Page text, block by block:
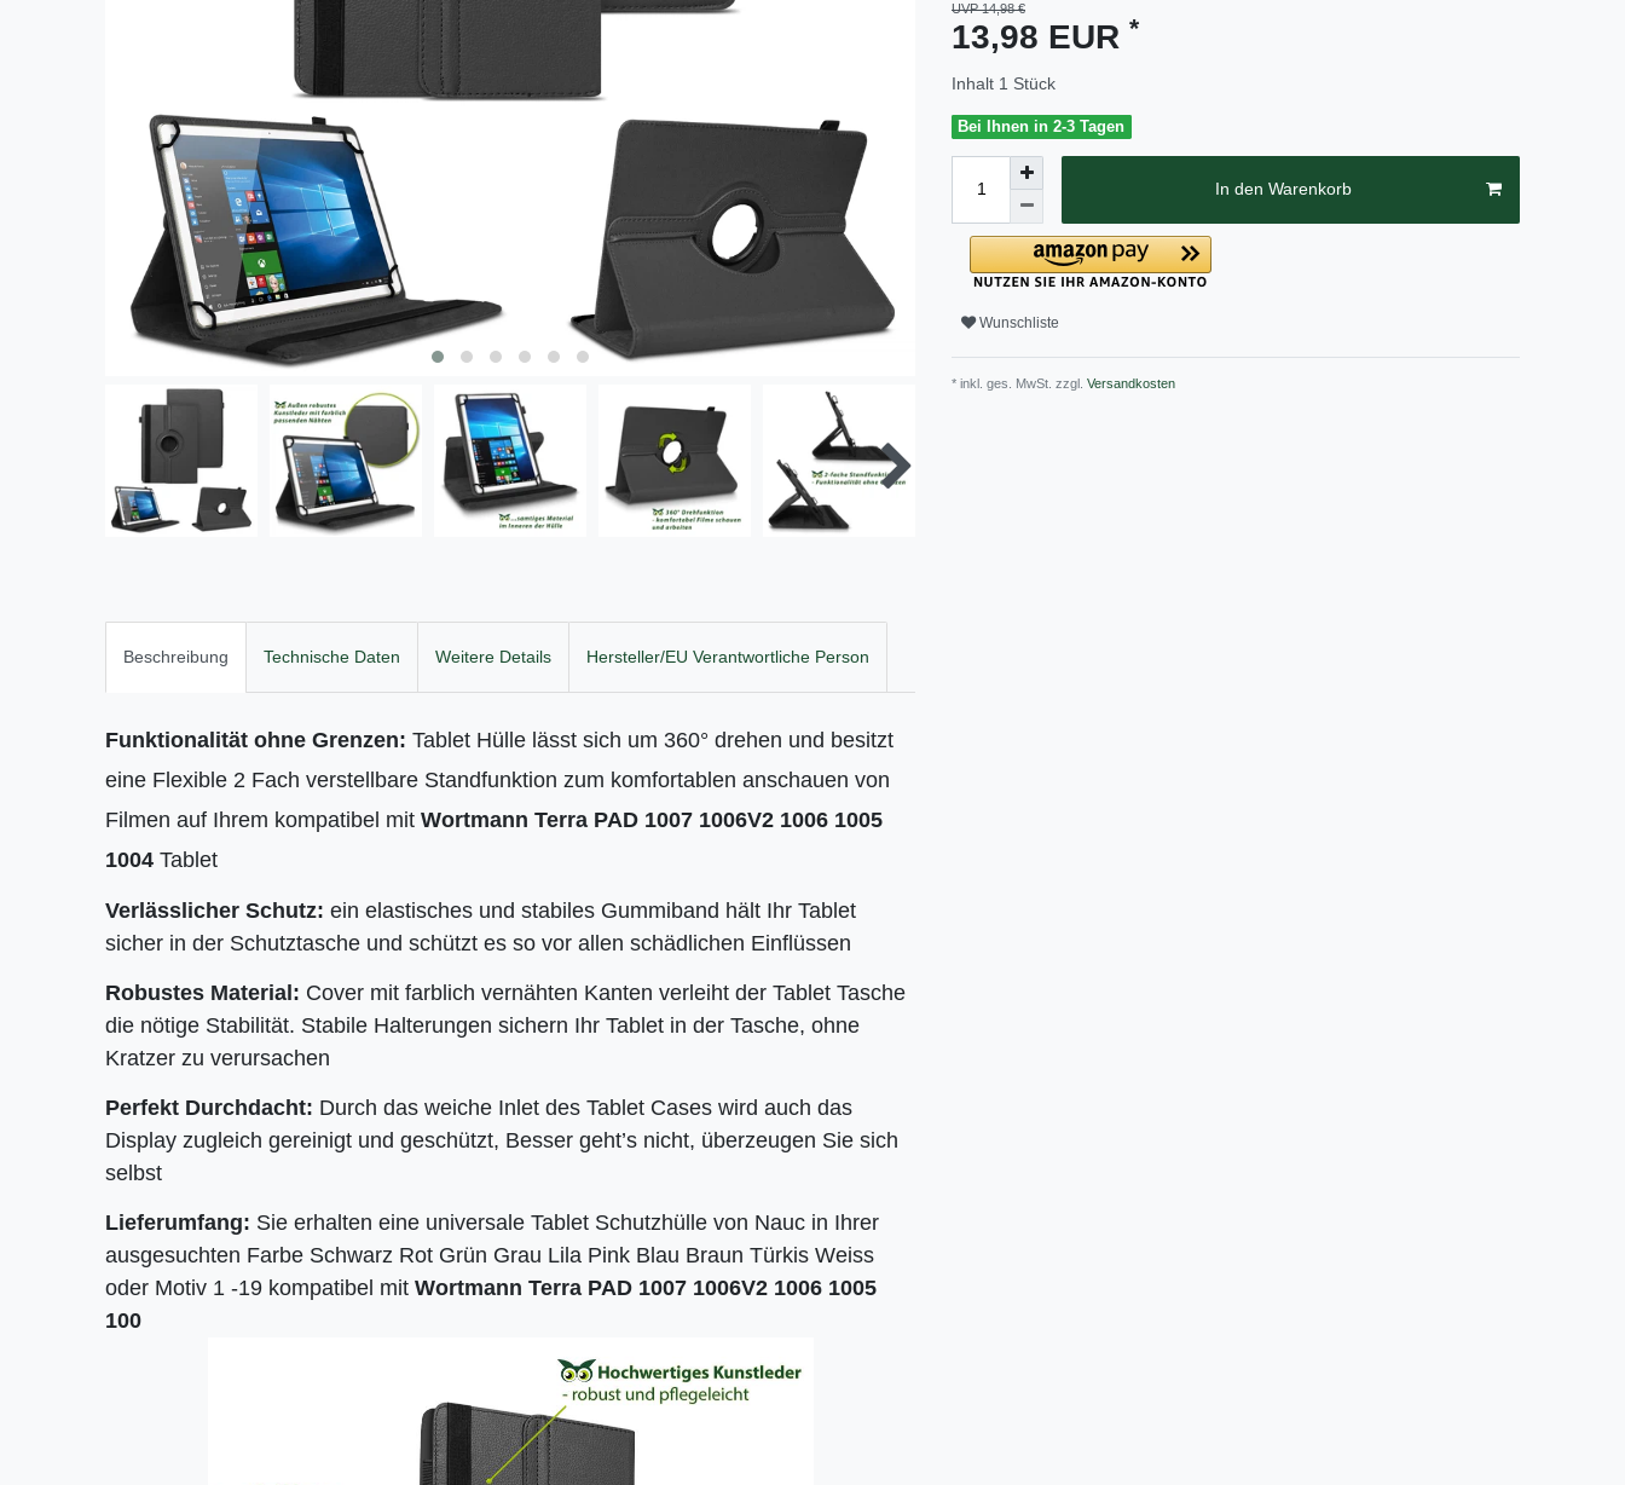
UVP 14,98 €
13,98 EUR *
Inhalt 1 Stück
Bei Ihnen in 2-3 Tagen
In den Warenkorb
Wunschliste
* inkl. ges. MwSt. zzgl. Versandkosten
Beschreibung Technische Daten Weitere Details Hersteller/EU Verantwortliche Person
Funktionalität ohne Grenzen: Tablet Hülle lässt sich um 360° drehen und besitzt
eine Flexible 2 Fach verstellbare Standfunktion zum komfortablen anschauen von
Filmen auf Ihrem kompatibel mit Wortmann Terra PAD 1007 1006V2 1006 1005
1004 Tablet
Verlässlicher Schutz: ein elastisches und stabiles Gummiband hält Ihr Tablet
sicher in der Schutztasche und schützt es so vor allen schädlichen Einflüssen
Robustes Material: Cover mit farblich vernähten Kanten verleiht der Tablet Tasche
die nötige Stabilität. Stabile Halterungen sichern Ihr Tablet in der Tasche, ohne
Kratzer zu verursachen
Perfekt Durchdacht: Durch das weiche Inlet des Tablet Cases wird auch das
Display zugleich gereinigt und geschützt, Besser geht’s nicht, überzeugen Sie sich
selbst
Lieferumfang: Sie erhalten eine universale Tablet Schutzhülle von Nauc in Ihrer
ausgesuchten Farbe Schwarz Rot Grün Grau Lila Pink Blau Braun Türkis Weiss
oder Motiv 1 -19 kompatibel mit Wortmann Terra PAD 1007 1006V2 1006 1005
100